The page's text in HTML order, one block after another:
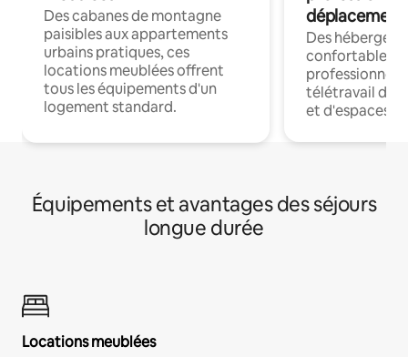
Des cabanes de montagne
paisibles aux appartements
urbains pratiques, ces
locations meublées offrent
tous les équipements d'un
logement standard.
déplacement
Des
confortables
professionnels
télétravail
et d'espaces
Équipements et avantages des séjours
longue durée
Locations meublées